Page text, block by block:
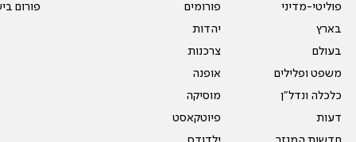
פוליטי-מדיני
בארץ
בעולם
משפט ופלילים
כלכלה ונדל"ן
דעות
פורומים
יהדות
צרכנות
אופנה
מוסיקה
פיוטקאסט
פורום